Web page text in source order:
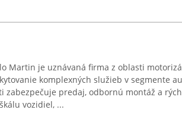
Martin je uznávaná firma z oblasti
komplexných služieb v segmente
zabezpečuje predaj, odbornú montáž a
vozidiel, ...